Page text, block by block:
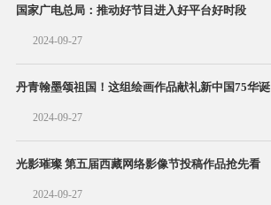
国家广电总局：推动好节目进入好平台好时段
2024-09-27
丹青翰墨颂祖国！这组绘画作品献礼新中国75华诞
2024-09-27
光影璀璨 第五届西藏网络影像节投稿作品抢先看
2024-09-27